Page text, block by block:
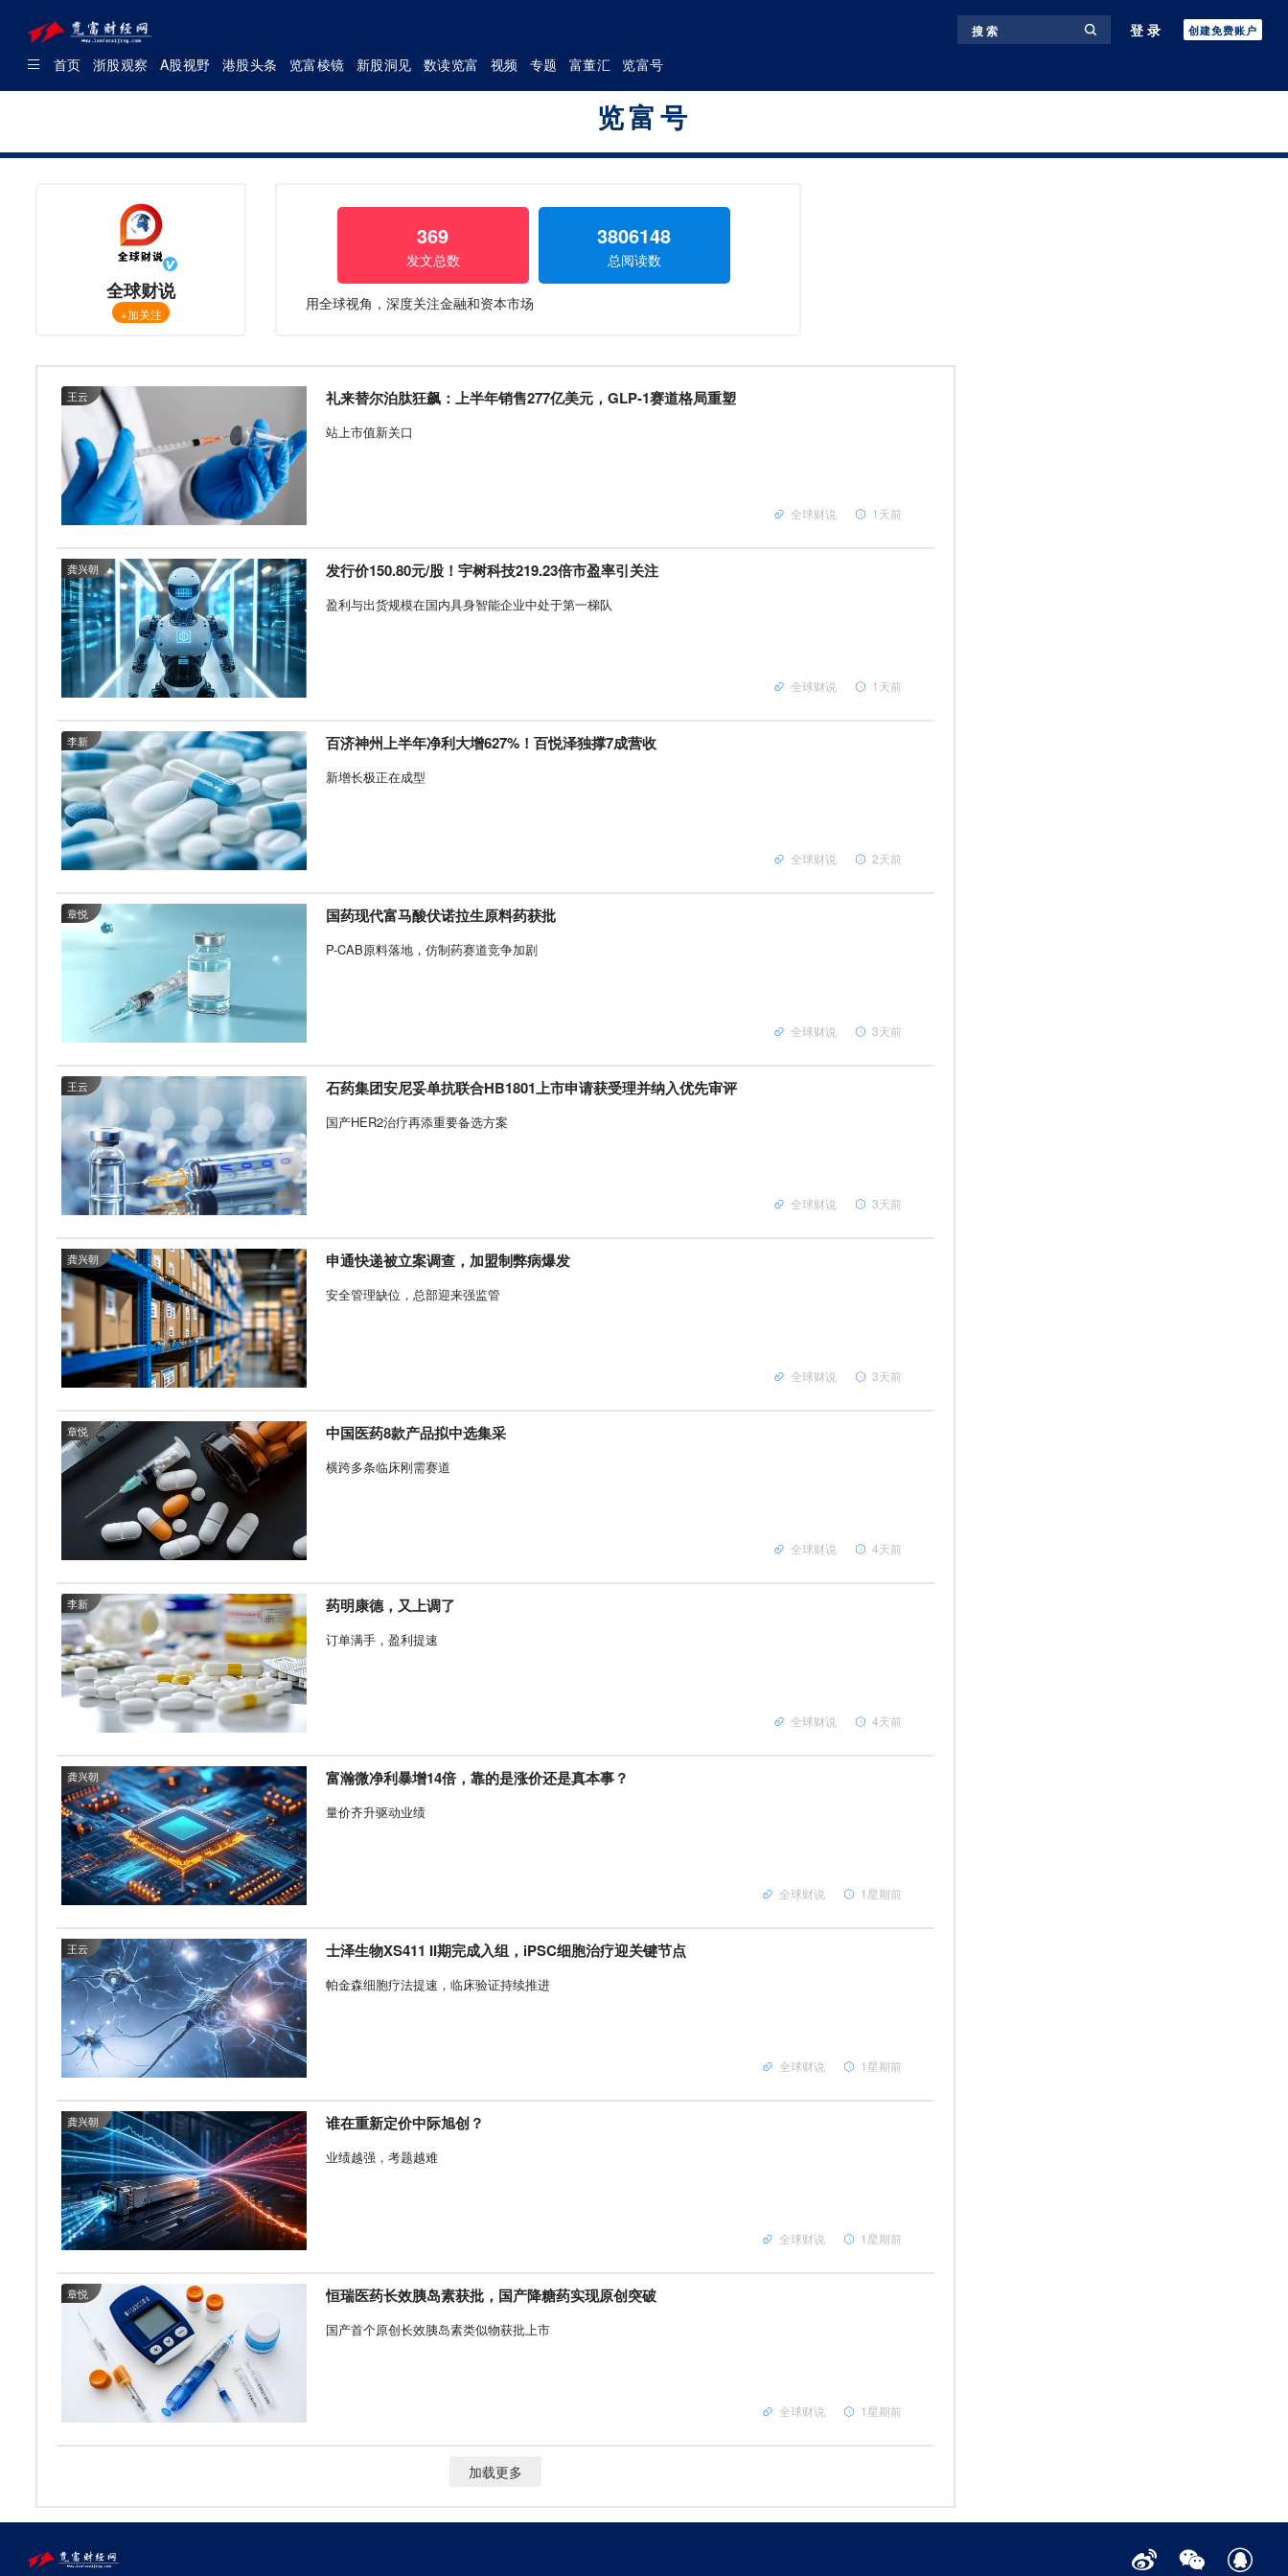
搜 索 登录 创建免费账户
首页 浙股观察 A股视野 港股头条 览富棱镜 新股洞见 数读览富 视频 专题 富董汇 览富号
览富号
全球财说
+加关注
369
发文总数
3806148
总阅读数
用全球视角，深度关注金融和资本市场
王云 礼来替尔泊肽狂飙：上半年销售277亿美元，GLP-1赛道格局重塑
站上市值新关口
1天前
全球财说
龚兴朝 发行价150.80元/股！宇树科技219.23倍市盈率引关注
盈利与出货规模在国内具身智能企业中处于第一梯队
1天前
全球财说
李新 百济神州上半年净利大增627%！百悦泽独撑7成营收
新增长极正在成型
2天前
全球财说
章悦 国药现代富马酸伏诺拉生原料药获批
P-CAB原料落地，仿制药赛道竞争加剧
3天前
全球财说
王云 石药集团安尼妥单抗联合HB1801上市申请获受理并纳入优先审评
国产HER2治疗再添重要备选方案
3天前
全球财说
龚兴朝 申通快递被立案调查，加盟制弊病爆发
安全管理缺位，总部迎来强监管
3天前
全球财说
章悦 中国医药8款产品拟中选集采
横跨多条临床刚需赛道
4天前
全球财说
李新 药明康德，又上调了
订单满手，盈利提速
4天前
全球财说
龚兴朝 富瀚微净利暴增14倍，靠的是涨价还是真本事？
量价齐升驱动业绩
1星期前
全球财说
王云 士泽生物XS411 II期完成入组，iPSC细胞治疗迎关键节点
帕金森细胞疗法提速，临床验证持续推进
1星期前
全球财说
龚兴朝 谁在重新定价中际旭创？
业绩越强，考题越难
1星期前
全球财说
章悦 恒瑞医药长效胰岛素获批，国产降糖药实现原创突破
国产首个原创长效胰岛素类似物获批上市
1星期前
全球财说
加载更多